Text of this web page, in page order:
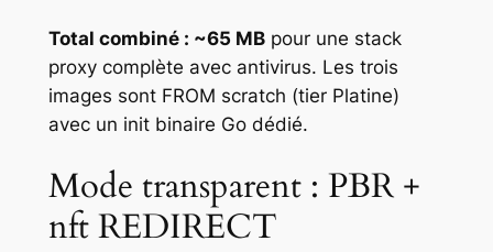
Total combiné : ~65 MBpour une stack
proxy complète avec antivirus. Les trois
images sont FROM scratch (tier Platine)
avec un init binaire Go dédié.
Mode transparent : PBR +
nft REDIRECT